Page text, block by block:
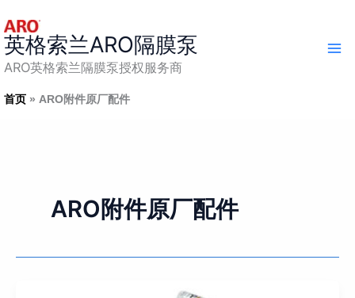
至
内
容
英格索兰ARO隔膜泵
ARO英格索兰隔膜泵授权服务商
首页 ARO附件原厂配件
ARO附件原厂配件